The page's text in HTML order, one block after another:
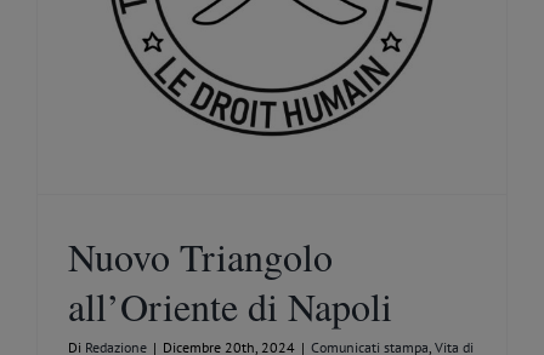
Nuovo Triangolo
all’Oriente di Napoli
Di Redazione | Dicembre 20th, 2024 | Comunicati stampa, Vita di